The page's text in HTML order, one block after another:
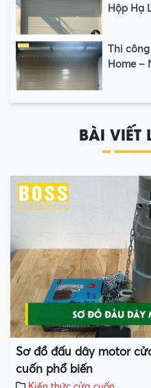
Hộp Hạ
Thi
Home –
BÀI VIẾT
Sơ đồ đấu dây motor
cuốn phổ biến